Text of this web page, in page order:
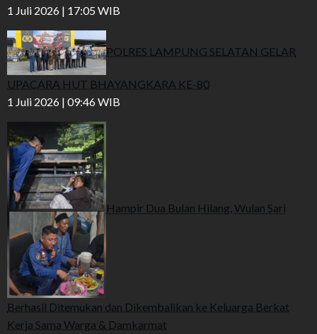
1 Juli 2026 | 17:05 WIB
POLRES LAMPUNG SELATAN GELAR
UPACARA HUT BHAYANGKARA KE-80
1 Juli 2026 | 09:46 WIB
Hampir Dua Bulan Hilang, Wulan Sari
Berhasil Ditemukan dan Dikembalikan ke Keluarga Berkat
Kerja Sama Warga & Damkarmat